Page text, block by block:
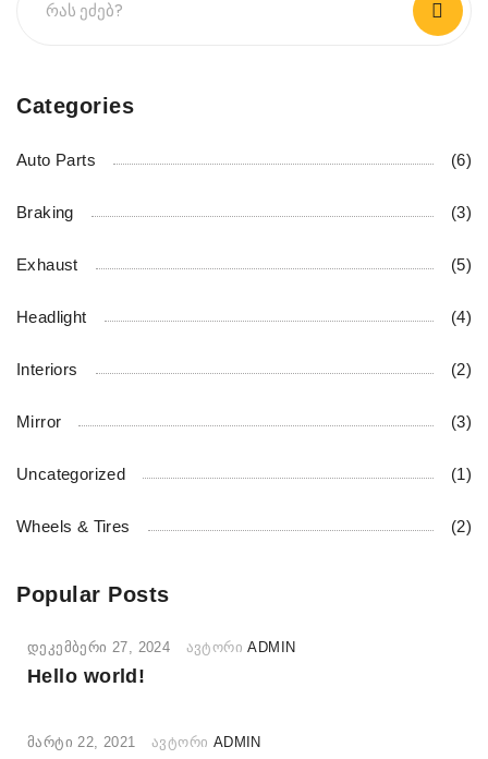
Categories
Auto Parts (6)
Braking (3)
Exhaust (5)
Headlight (4)
Interiors (2)
Mirror (3)
Uncategorized (1)
Wheels & Tires (2)
Popular Posts
ᲓᲔᲙᲔᲛᲑᲔᲠᲘ 27, 2024 ᲐᲕᲢᲝᲠᲘ ADMIN
Hello world!
ᲛᲐᲠᲢᲘ 22, 2021 ᲐᲕᲢᲝᲠᲘ ADMIN